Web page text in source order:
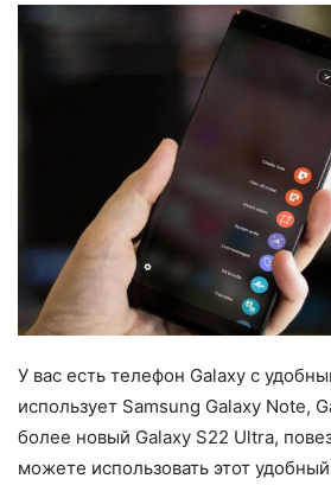
У вас есть телефон Galaxy с
использует Samsung Galaxy Note,
более новый Galaxy S22 Ultra,
можете использовать этот